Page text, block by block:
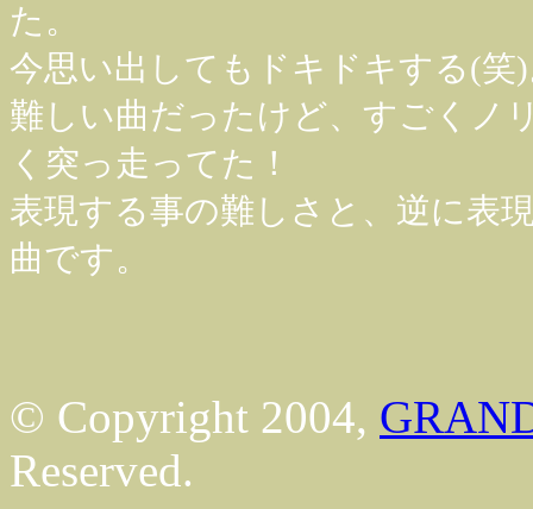
た。
今思い出してもドキドキする(笑
難しい曲だったけど、すごくノ
く突っ走ってた！
表現する事の難しさと、逆に表
曲です。
© Copyright 2004,
Reserved.